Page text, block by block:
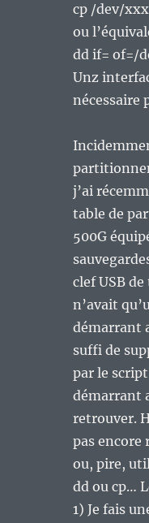
cp /dev/xxx
ou
dd if= of=/
Unz
nécessaire
j’ai
table de
500G
clef USB
n’avait
démarrant
suffi de
par le
démarrant
retrouver.
pas encore
ou, pire,
dd ou cp…
1) Je fais